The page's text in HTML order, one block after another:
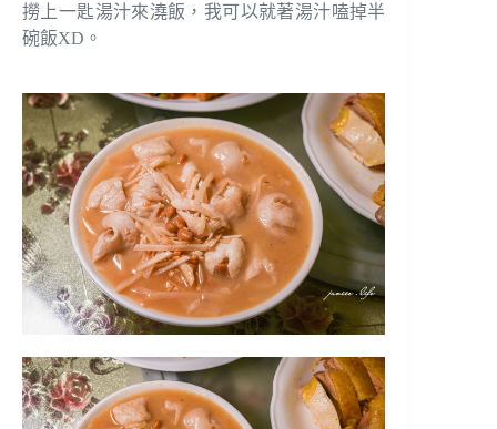
撈上一匙湯汁來澆飯，我可以就著湯汁嗑掉半
碗飯XD。